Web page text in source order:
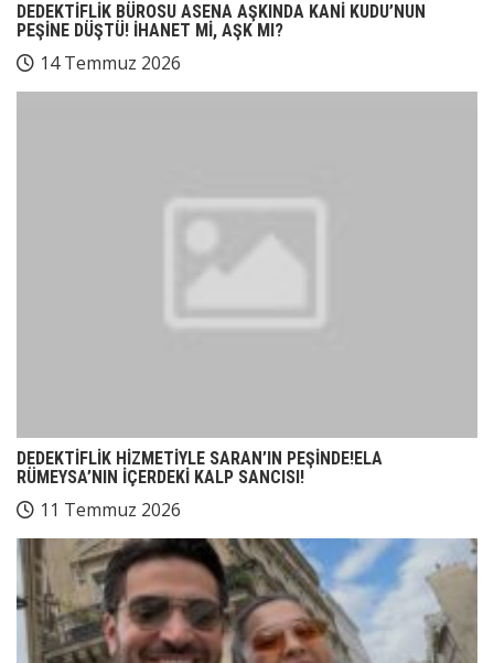
DEDEKTİFLİK BÜROSU ASENA AŞKINDA KANİ KUDU’NUN
PEŞİNE DÜŞTÜ! İHANET Mİ, AŞK MI?
14 Temmuz 2026
DEDEKTİFLİK HİZMETİYLE SARAN’IN PEŞİNDE!ELA
RÜMEYSA’NIN İÇERDEKİ KALP SANCISI!
11 Temmuz 2026